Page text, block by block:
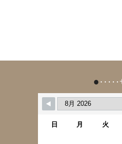
● ････
日 月 火